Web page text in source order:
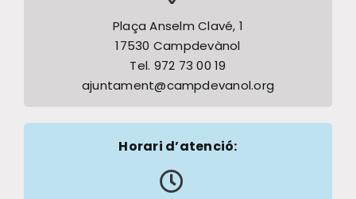
Plaça Anselm Clavé, 1
17530 Campdevànol
Tel. 972 73 00 19
ajuntament@campdevanol.org
Horari d’atenció: